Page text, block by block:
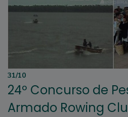
31/10
24º Concurso de
Armado Rowing